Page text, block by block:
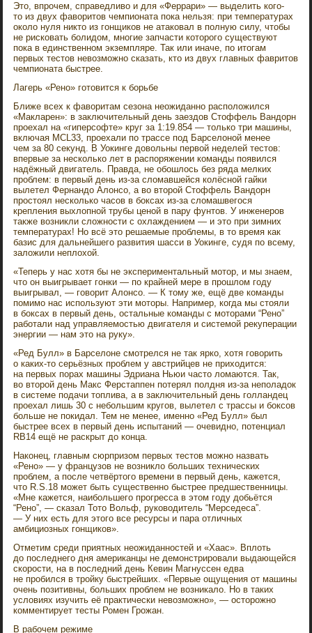
Это, впрочем, справедливо и для «Феррари» — выделить кого-
то из двух фаворитов чемпионата пока нельзя: при температурах
около нуля никто из гонщиков не атаковал в полную силу, чтобы
не рисковать болидом, многие запчасти которого существуют
пока в единственном экземпляре. Так или иначе, по итогам
первых тестов невозможно сказать, кто из двух главных фавритов
чемпионата быстрее.
Лагерь «Рено» готовится к борьбе
Ближе всех к фаворитам сезона неожиданно расположился
«Макларен»: в заключительный день заездов Стоффель Вандорн
проехал на «гиперсофте» круг за 1:19.854 — только три машины,
включая MCL33, проехали по трассе под Барселоной менее
чем за 80 секунд. В Уокинге довольны первой неделей тестов:
впервые за несколько лет в распоряжении команды появился
надёжный двигатель. Правда, не обошлось без ряда мелких
проблем: в первый день из-за сломавшейся колёсной гайки
вылетел Фернандо Алонсо, а во второй Стоффель Вандорн
простоял несколько часов в боксах из-за сломашвегося
крепления выхлопной трубы ценой в пару фунтов. У инженеров
также возникли сложности с охлаждением — и это при зимних
температурах! Но всё это решаемые проблемы, в то время как
базис для дальнейшего развития шасси в Уокинге, судя по всему,
заложили неплохой.
«Теперь у нас хотя бы не экспериментальный мотор, и мы знаем,
что он выигрывает гонки — по крайней мере в прошлом году
выигрывал, — говорит Алонсо. — К тому же, ещё две команды
помимо нас используют эти моторы. Например, когда мы стояли
в боксах в первый день, остальные команды с моторами “Рено”
работали над управляемостью двигателя и системой рекуперации
энергии — нам это на руку».
«Ред Булл» в Барселоне смотрелся не так ярко, хотя говорить
о каких-то серьёзных проблем у австрийцев не приходится:
на первых порах машины Эдриана Ньюи часто ломаются. Так,
во второй день Макс Ферстаппен потерял полдня из-за неполадок
в системе подачи топлива, а в заключительный день голландец
проехал лишь 30 с небольшим кругов, вылетел с трассы и боксов
больше не покидал. Тем не менее, именно «Ред Булл» был
быстрее всех в первый день испытаний — очевидно, потенциал
RB14 ещё не раскрыт до конца.
Наконец, главным сюрпризом первых тестов можно назвать
«Рено» — у французов не возникло больших технических
проблем, а после четвёртого времени в первый день, кажется,
что R.S.18 может быть существенно быстрее предшественницы.
«Мне кажется, наибольшего прогресса в этом году добьётся
“Рено”, — сказал Тото Вольф, руководитель “Мерседеса”.
— У них есть для этого все ресурсы и пара отличных
амбициозных гонщиков».
Отметим среди приятных неожиданностей и «Хаас». Вплоть
до последнего дня американцы не демонстрировали выдающейся
скорости, на в последний день Кевин Магнуссен едва
не пробился в тройку быстрейших. «Первые ощущения от машины
очень позитивны, больших проблем не возникало. Но в таких
условиях изучить её практически невозможно», — осторожно
комментирует тесты Ромен Грожан.
В рабочем режиме